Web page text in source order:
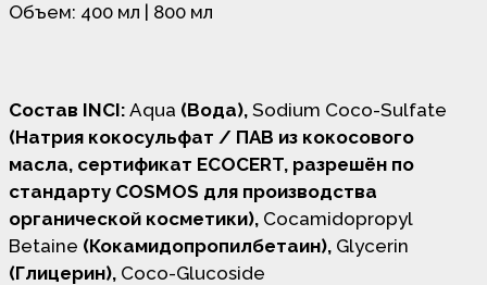
Объем: 400 мл | 800 мл
Состав INCI: Aqua (Вода), Sodium Coco-Sulfate
(Натрия кокосульфат / ПАВ из кокосового
масла, сертификат ECOCERT, разрешён по
стандарту COSMOS для производства
органической косметики), Cocamidopropyl
Betaine (Кокамидопропилбетаин), Glycerin
(Глицерин), Coco-Glucoside